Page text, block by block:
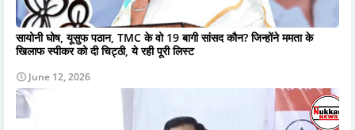
सायोनी घोष, यूसुफ पठान, TMC के वो 19 बागी सांसद कौन? जिन्होंने ममता के
खिलाफ स्पीकर को दी चिट्ठी, ये रही पूरी लिस्ट
June 12, 2026